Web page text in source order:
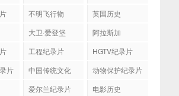
不明飞行物
英国历史
大卫·爱登堡
阿拉斯加
工程纪录片
HGTV纪录片
片
中国传统文化
动物保护纪录片
爱尔兰纪录片
电影历史